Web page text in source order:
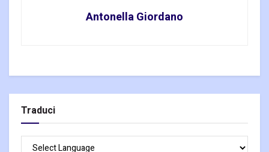
Antonella Giordano
Traduci